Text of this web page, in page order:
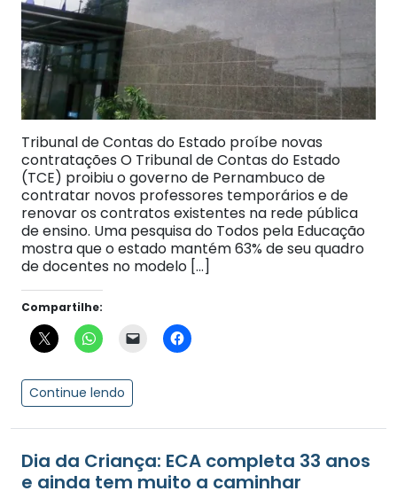
Tribunal de Contas do Estado proíbe novas
contratações O Tribunal de Contas do Estado
(TCE) proibiu o governo de Pernambuco de
contratar novos professores temporários e de
renovar os contratos existentes na rede pública
de ensino. Uma pesquisa do Todos pela Educação
mostra que o estado mantém 63% de seu quadro
de docentes no modelo […]
Compartilhe:
Continue lendo
Dia da Criança: ECA completa 33 anos
e ainda tem muito a caminhar